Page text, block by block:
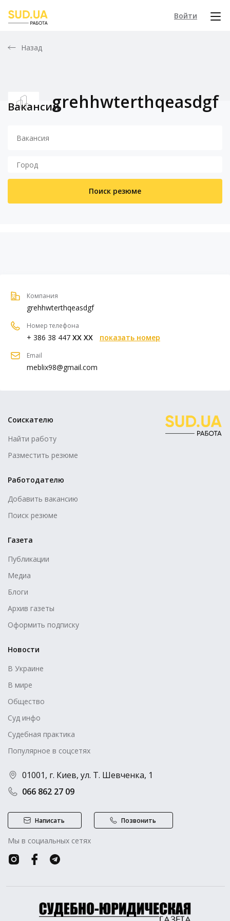
Войти
Назад
grehhwterthqeasdgf
Вакансии
Поиск резюме
Компания
grehhwterthqeasdgf
Номер телефона
+ 386 38 447 XX XX показать номер
Email
meblix98@gmail.com
Соискателю
Найти работу
Разместить резюме
Работодателю
Добавить вакансию
Поиск резюме
Газета
Публикации
Медиа
Блоги
Архив газеты
Оформить подписку
Новости
В Украине
В мире
Общество
Суд инфо
Судебная практика
Популярное в соцсетях
066 862 27 09
01001, г. Киев, ул. Т. Шевченка, 1
Написать Позвонить
Мы в социальных сетях